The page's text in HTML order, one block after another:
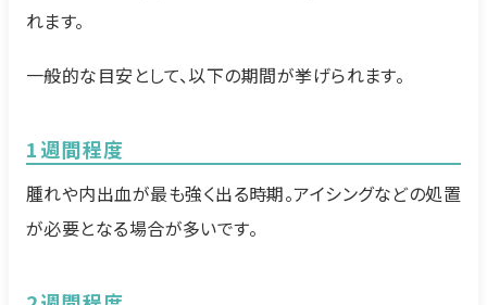
れます。
一般的な目安として、以下の期間が挙げられます。
1週間程度
腫れや内出血が最も強く出る時期。アイシングなどの処置
が必要となる場合が多いです。